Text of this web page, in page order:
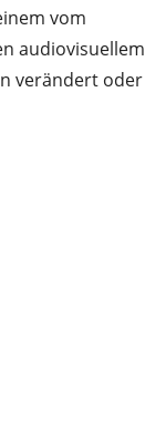
vom
audiovisuellem
verändert oder